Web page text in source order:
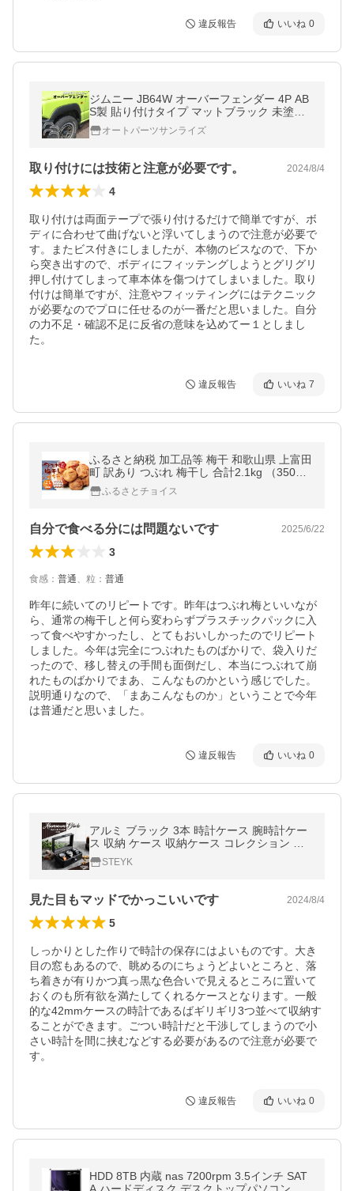
違反報告 いいね 0
ジムニー JB64W オーバーフェンダー 4P AB
S製 貼り付けタイプ マットブラック 未塗装
1台分 オフロード ビス ダミー ボルト フェン
ダーモール
オートパーツサンライズ
取り付けには技術と注意が必要です。 2024/8/4
4
取り付けは両面テープで張り付けるだけで簡単ですが、ボ
ディに合わせて曲げないと浮いてしまうので注意が必要で
す。またビス付きにしましたが、本物のビスなので、下か
ら突き出すので、ボディにフィッテングしようとグリグリ
押し付けてしまって車本体を傷つけてしまいました。取り
付けは簡単ですが、注意やフィッティングにはテクニック
が必要なのでプロに任せるのが一番だと思いました。自分
の力不足・確認不足に反省の意味を込めてー１としまし
た。
違反報告 いいね 7
ふるさと納税 加工品等 梅干 和歌山県 上富田
町 訳あり つぶれ 梅干し 合計2.1kg （350g×
6パック） はちみつ 塩分約5％ ［TR6w］｜
わけあり 梅干し つぶれ梅 …
ふるさとチョイス
自分で食べる分には問題ないです 2025/6/22
3
食感 ： 普通、 粒 ： 普通
昨年に続いてのリピートです。昨年はつぶれ梅といいなが
ら、通常の梅干しと何ら変わらずプラスチックパックに入
って食べやすかったし、とてもおいしかったのでリピート
しました。今年は完全につぶれたものばかりで、袋入りだ
ったので、移し替えの手間も面倒だし、本当につぶれて崩
れたものばかりでまあ、こんなものかという感じでした。
説明通りなので、「まあこんなものか」ということで今年
は普通だと思いました。
違反報告 いいね 0
アルミ ブラック 3本 時計ケース 腕時計ケー
ス 収納 ケース 収納ケース コレクション 腕
時計ボックス ウォッチケース メンズ おしゃ
れ STEYK
見た目もマッドでかっこいいです 2024/8/4
5
しっかりとした作りで時計の保存にはよいものです。大き
目の窓もあるので、眺めるのにちょうどよいところと、落
ち着きが有りかつ真っ黒な色合いで見えるところに置いて
おくのも所有欲を満たしてくれるケースとなります。一般
的な42mmケースの時計であるばギリギリ3つ並べて収納す
ることができます。ごつい時計だと干渉してしまうので小
さい時計を間に挟むなどする必要があるので注意が必要で
す。
違反報告 いいね 0
HDD 8TB 内蔵 nas 7200rpm 3.5インチ SAT